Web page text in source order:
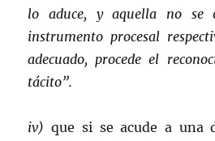
lo aduce, y aquella no se
instrumento procesal
adecuado, procede el
tácito”.
iv)que si se acude a una